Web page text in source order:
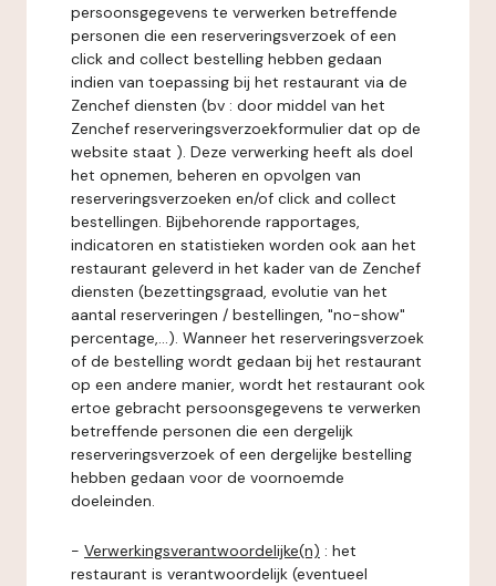
persoonsgegevens te verwerken betreffende
personen die een reserveringsverzoek of een
click and collect bestelling hebben gedaan
indien van toepassing bij het restaurant via de
Zenchef diensten (bv : door middel van het
Zenchef reserveringsverzoekformulier dat op de
website staat ). Deze verwerking heeft als doel
het opnemen, beheren en opvolgen van
reserveringsverzoeken en/of click and collect
bestellingen. Bijbehorende rapportages,
indicatoren en statistieken worden ook aan het
restaurant geleverd in het kader van de Zenchef
diensten (bezettingsgraad, evolutie van het
aantal reserveringen / bestellingen, "no-show"
percentage,...). Wanneer het reserveringsverzoek
of de bestelling wordt gedaan bij het restaurant
op een andere manier, wordt het restaurant ook
ertoe gebracht persoonsgegevens te verwerken
betreffende personen die een dergelijk
reserveringsverzoek of een dergelijke bestelling
hebben gedaan voor de voornoemde
doeleinden.
- Verwerkingsverantwoordelijke(n) : het
restaurant is verantwoordelijk (eventueel